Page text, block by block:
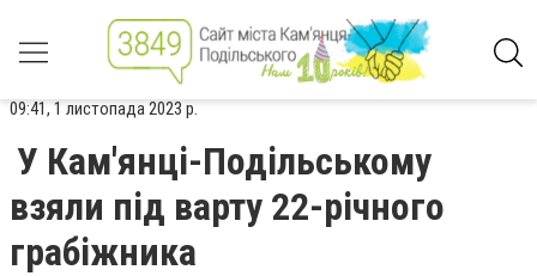
09:41, 1 листопада 2023 р.
У Кам'янці-Подільському
взяли під варту 22-річного
грабіжника